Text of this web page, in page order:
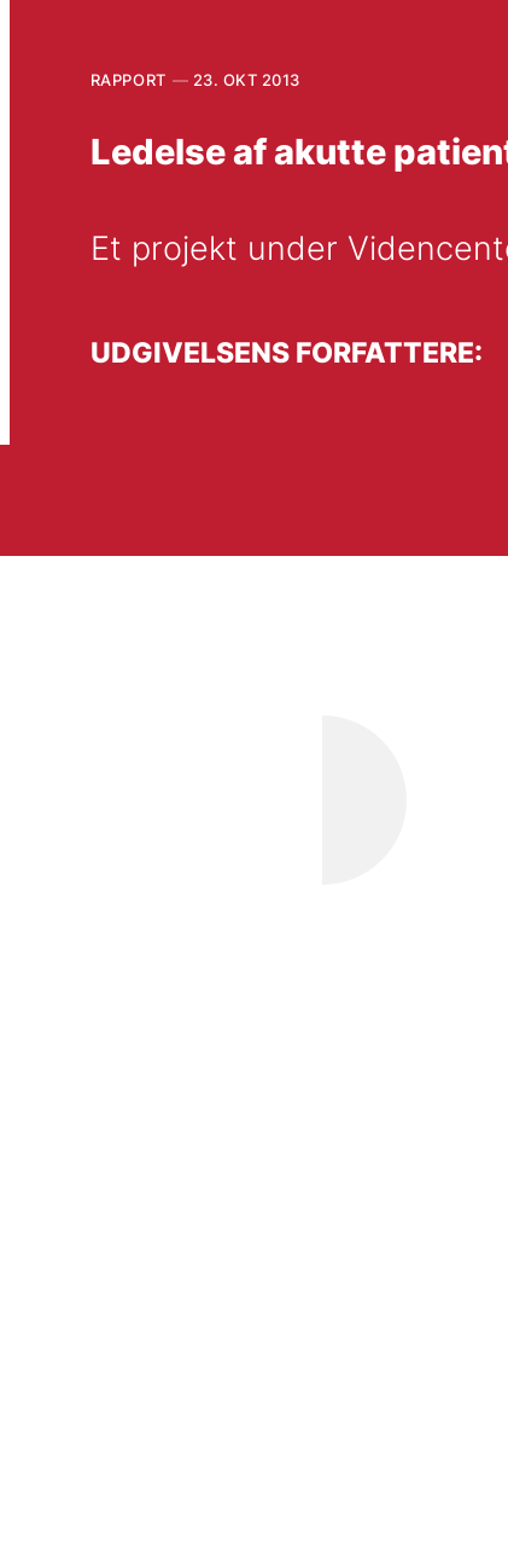
RAPPORT 23. OKT 2013
Ledelse af akutte
Et projekt under
UDGIVELSENS FORFATTERE: